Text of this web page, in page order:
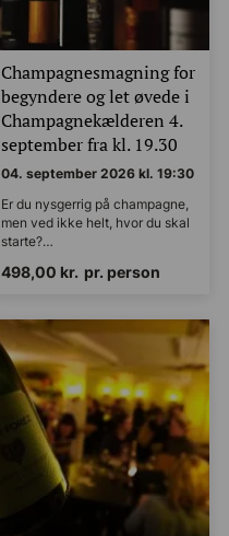
Champagnesmagning for
begyndere og let øvede i
Champagnekælderen 4.
september fra kl. 19.30
04. september 2026 kl. 19:30
Er du nysgerrig på champagne,
men ved ikke helt, hvor du skal
starte?…
498,00 kr. pr. person